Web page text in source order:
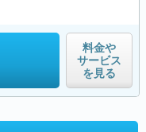
料金や
サービス
を見る